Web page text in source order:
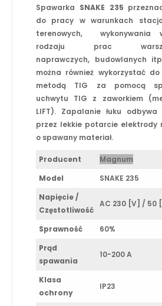
Spawarka SNAKE 235
do pracy w warunkach
terenowych, wykonywania
rodzaju prac
naprawczych, budowlanych
można również wykorzystać
metodą TIG za pomocą
uchwytu TIG z zaworkiem
LIFT). Zapalanie łuku
przez lekkie potarcie elektrody
o spawany materiał.
Producent
Magnum
Model
SNAKE 235
Napięcie /
Częstotliwość
AC 230 [V] / 50
Sprawność
60%
Prąd
spawania
10-200 A
Klasa
ochrony
IP23